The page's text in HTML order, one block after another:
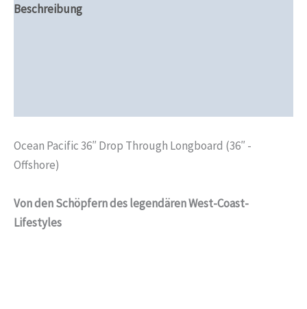
Beschreibung
Ocean Pacific 36″ Drop Through Longboard (36″ -
Offshore)
Von den Schöpfern des legendären West-Coast-
Lifestyles